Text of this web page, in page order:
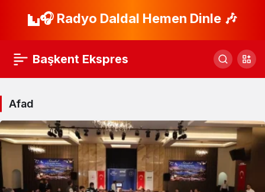
🎧 Radyo Daldal Hemen Dinle 🎶
Başkent Ekspres
Afad